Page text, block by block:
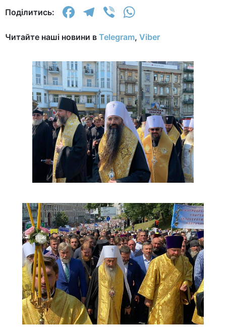
Поділитись: Facebook
Telegram
Viber
Читайте наші новини в Telegram, Viber